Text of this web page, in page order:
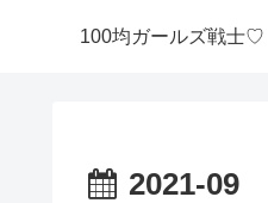
100均ガールズ戦士♡
2021-09